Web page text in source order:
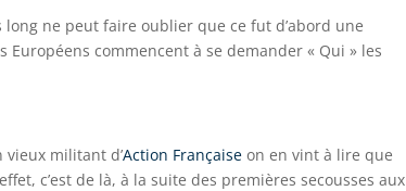
ne peut faire oublier que ce fut d’abord une
commencent à se demander « Qui » les
vieux militant d’Action Française on en vint à lire que
c’est de là, à la suite des premières secousses aux